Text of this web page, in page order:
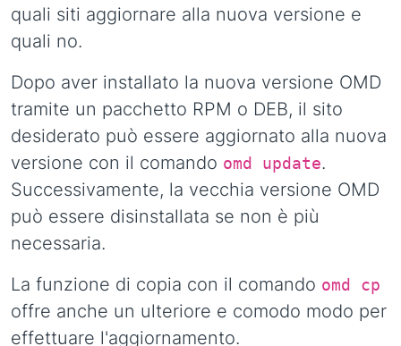
quali siti aggiornare alla nuova versione e
quali no.
Dopo aver installato la nuova versione OMD
tramite un pacchetto RPM o DEB, il sito
desiderato può essere aggiornato alla nuova
versione con il comando omd update.
Successivamente, la vecchia versione OMD
può essere disinstallata se non è più
necessaria.
La funzione di copia con il comando omd cp
offre anche un ulteriore e comodo modo per
effettuare l'aggiornamento.